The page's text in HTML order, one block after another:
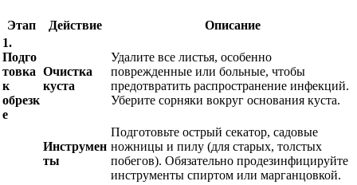
Этап Действие
Описание
1.
Подго
товка
к
обрезк
е
Очистка
куста
Удалите все листья, особенно
поврежденные или больные, чтобы
предотвратить распространение инфекций.
Уберите сорняки вокруг основания куста.
Инструмен
ты
Подготовьте острый секатор, садовые
ножницы и пилу (для старых, толстых
побегов). Обязательно продезинфицируйте
инструменты спиртом или марганцовкой.